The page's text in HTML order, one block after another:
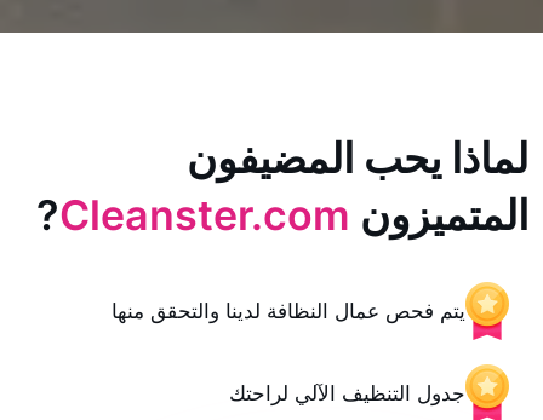
المضيفون
Cleanster.com
?
عمال النظافة لدينا والتحقق منها
التنظيف الآلي لراحتك